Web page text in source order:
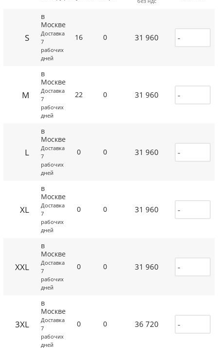
S
в
Москве
Доставка
7
рабочих
дней
16 0 31 960
M
в
Москве
Доставка
7
рабочих
дней
22 0 31 960
L
в
Москве
Доставка
7
рабочих
дней
0 0 31 960
XL
в
Москве
Доставка
7
рабочих
дней
0 0 31 960
XXL
в
Москве
Доставка
7
рабочих
дней
0 0 31 960
3XL
в
Москве
Доставка
7
рабочих
дней
0 0 36 720